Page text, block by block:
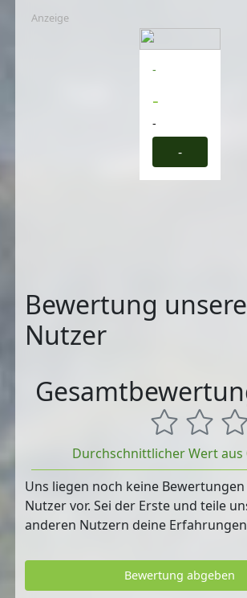
Anzeige
-
-
-
-
Bewertung
Nutzer
Durchschnittlicher Wert aus
Uns liegen noch keine
Nutzer vor. Sei der Erste und teile
anderen Nutzern deine
Bewertung abgeben